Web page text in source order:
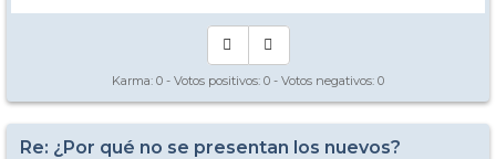
Karma: 0 - Votos positivos: 0 - Votos negativos: 0
Re: ¿Por qué no se presentan los nuevos?